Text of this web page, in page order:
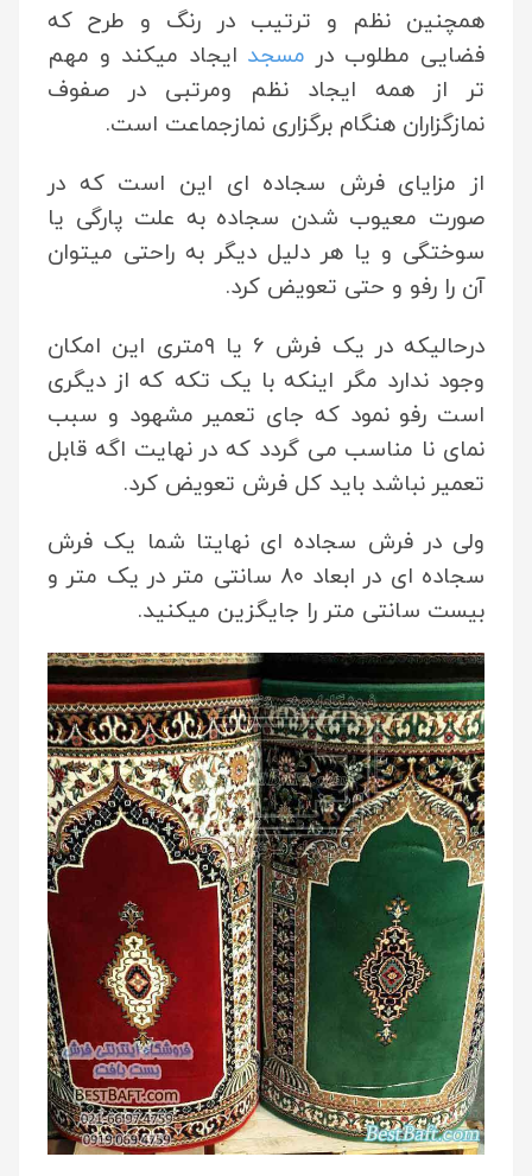
همچنین نظم و ترتیب در رنگ و طرح که
فضایی مطلوب در مسجد ایجاد میکند و مهم
تر از همه ایجاد نظم ومرتبی در صفوف
نمازگزاران هنگام برگزاری نمازجماعت است.
از مزایای فرش سجاده ای این است که در
صورت معیوب شدن سجاده به علت پارگی یا
سوختگی و یا هر دلیل دیگر به راحتی میتوان
آن را رفو و حتی تعویض کرد.
درحالیکه در یک فرش ۶ یا ۹متری این امکان
وجود ندارد مگر اینکه با یک تکه که از دیگری
است رفو نمود که جای تعمیر مشهود و سبب
نمای نا مناسب می گردد که در نهایت اگه قابل
تعمیر نباشد باید کل فرش تعویض کرد.
ولی در فرش سجاده ای نهایتا شما یک فرش
سجاده ای در ابعاد ۸۰ سانتی متر در یک متر و
بیست سانتی متر را جایگزین میکنید.